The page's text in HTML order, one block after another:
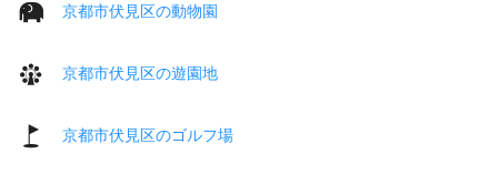
京都市伏見区の動物園
京都市伏見区の遊園地
京都市伏見区のゴルフ場